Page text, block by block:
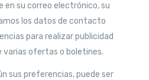
su correo electrónico, su
los datos de contacto
para realizar publicidad
varias ofertas o boletines.
sus preferencias, puede ser